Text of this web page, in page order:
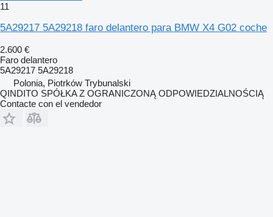
11
5A29217 5A29218 faro delantero para BMW X4 G02 coche
2.600 €
Faro delantero
5A29217 5A29218
Polonia, Piotrków Trybunalski
QINDITO SPÓŁKA Z OGRANICZONĄ ODPOWIEDZIALNOŚCIĄ
Contacte con el vendedor